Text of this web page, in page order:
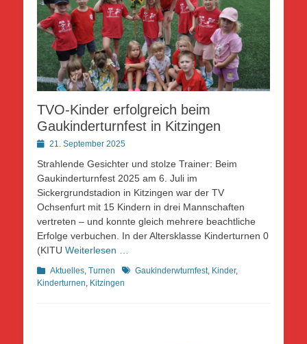
TVO-Kinder erfolgreich beim
Gaukinderturnfest in Kitzingen
Posted21. September 2025
Strahlende Gesichter und stolze Trainer: Beim
Gaukinderturnfest 2025 am 6. Juli im
Sickergrundstadion in Kitzingen war der TV
Ochsenfurt mit 15 Kindern in drei Mannschaften
vertreten – und konnte gleich mehrere beachtliche
Erfolge verbuchen. In der Altersklasse Kinderturnen 0
(KITU Weiterlesen …
Kategorien
Aktuelles, Turnen Schlagworte
Gaukinderwturnfest, Kinder,
Kinderturnen, Kitzingen